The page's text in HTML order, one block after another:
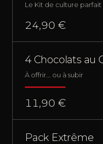
Le Kit de culture
24,90 €
4 Chocolats au
À offrir... ou à subir
11,90 €
Pack Extrême